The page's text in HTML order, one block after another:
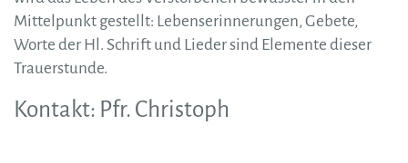
Mittelpunkt gestellt: Lebenserinnerungen, Gebete,
Worte der Hl. Schrift und Lieder sind Elemente dieser
Trauerstunde.
Kontakt: Pfr. Christoph